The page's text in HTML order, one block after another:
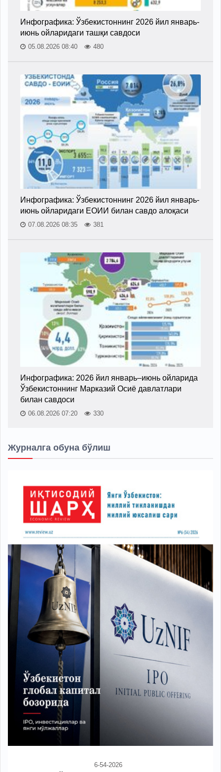
Инфографика: Ўзбекистоннинг 2026 йил январь-
июнь ойларидаги ташқи савдоси
05.08.2026 08:40 480
Инфографика: Ўзбекистоннинг 2026 йил январь-
июнь ойларидаги ЕОИИ билан савдо алоқаси
07.08.2026 08:35 381
Инфографика: 2026 йил январь–июнь ойларида
Ўзбекистоннинг Марказий Осиё давлатлари
билан савдоси
06.08.2026 07:20 330
Журналга обуна бўлиш
6-54-2026